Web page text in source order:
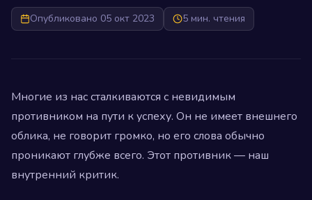
Опубликовано 05 окт 2023 5 мин. чтения
Многие из нас сталкиваются с невидимым
противником на пути к успеху. Он не имеет внешнего
облика, не говорит громко, но его слова обычно
проникают глубже всего. Этот противник — наш
внутренний критик.